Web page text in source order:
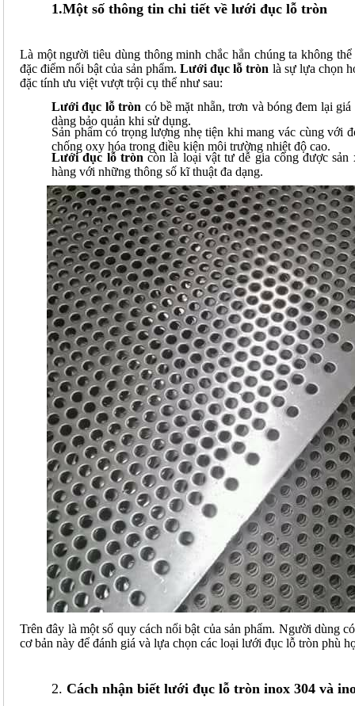
1.Một số thông tin chi tiết về lưới đục lỗ tròn
Là một người tiêu dùng thông minh chắc hẳn chúng ta không
đặc điểm nổi bật của sản phẩm.Lưới đục lỗ tròn là sự lựa chọn
đặc tính ưu việt vượt trội cụ thể như sau:
Lưới đục lỗ tròn có bề mặt nhẵn, trơn và bóng đem lại
dàng bảo quản khi sử dụng.
Sản phẩm có trọng lượng nhẹ tiện khi mang vác cùng với
chống oxy hóa trong điều kiện môi trường nhiệt độ cao.
Lưới đục lỗ tròn còn là loại vật tư dễ gia công được sản
hàng với những thông số kĩ thuật đa dạng.
Trên đây là một số quy cách nổi bật của sản phẩm. Người dùng
cơ bản này để đánh giá và lựa chọn các loại lưới đục lỗ tròn phù
2. Cách nhận biết lưới đục lỗ tròn inox 304 và